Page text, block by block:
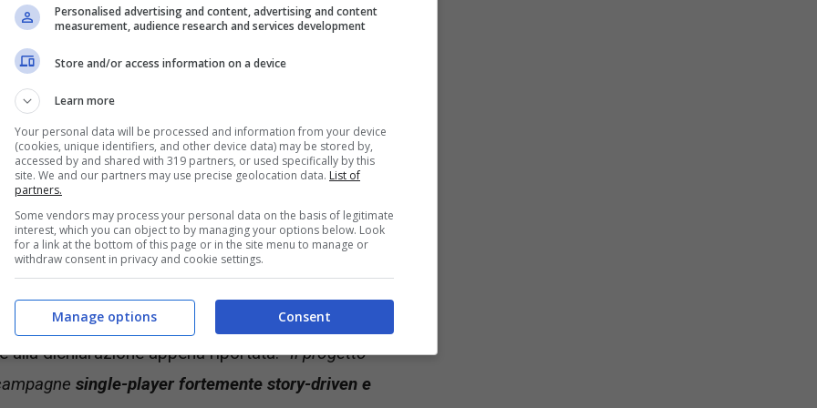
Playstation pare avere un progetto a parte
shooter in generale. Ecco proprio a questo
pare aver messo in mano un progetto
di Sony.Come quelli di Rockstar per Bully 2.
il creatore chiede a Capcom una modifica
su un
non generazioni”. Ad affermarlo è un leaker,
alla dichiarazione appena riportata:“Il progetto
single-player fortemente story-driven e
Personalised advertising and content, advertising and content
measurement, audience research and services development
Store and/or access information on a device
Learn more
Your personal data will be processed and information from your device
(cookies, unique identifiers, and other device data) may be stored by,
accessed by and shared with 319 partners, or used specifically by this
site. We and our partners may use precise geolocation data. List of
partners.
Some vendors may process your personal data on the basis of legitimate
interest, which you can object to by managing your options below. Look
for a link at the bottom of this page or in the site menu to manage or
withdraw consent in privacy and cookie settings.
Consent
Manage options